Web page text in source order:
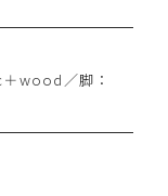
wood／脚：